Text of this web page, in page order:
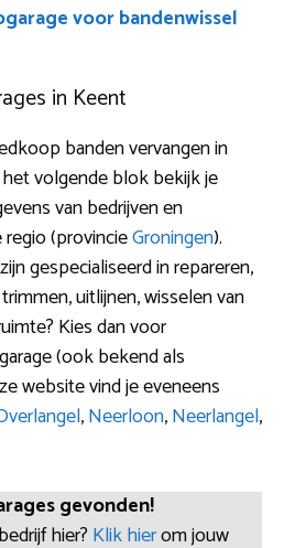
voor bandenwissel
in Keent
banden vervangen in
volgende blok bekijk je
van bedrijven en
(provincieGroningen).
gespecialiseerd in repareren,
uitlijnen, wisselen van
Kies dan voor
(ook bekend als
website vind je eveneens
,Neerloon,Neerlangel,
gevonden!
hier? Klik hierom jouw